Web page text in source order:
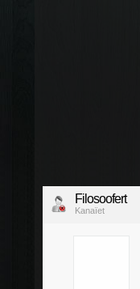
Filosoofert
Kanaïet